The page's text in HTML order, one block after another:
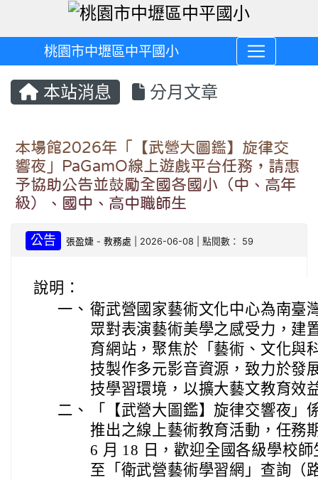
桃園市中壢區中平國小
本站消息 分月文章
本場館2026年「【武營大圖鑑】旋律交
響夜」PaGamO線上遊戲平台任務，請惠
予協助公告並鼓勵全國各國小（中、高年
級）、國中、高中職師生
公告 張盈婕 -教務處 | 2026-06-08 | 點閱數： 59
說明：
一、 衛武營國家藝術文化中心為南臺
眾對表演藝術美學之感受力，建
育網站，聚焦於「藝術、文化與
技製作多元影音資源，致力於發
技學習環境，以擴大藝文教育效
二、
「【武營大圖鑑】旋律交響夜」
推出之線上藝術教育活動，任務
6 月 18 日，歡迎全國各級學校
至「衛武營藝術學習網」查詢（